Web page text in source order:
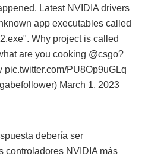
Latest NVIDIA drivers
app executables called
Why project is called
are you cooking @csgo?
pic.twitter.com/PU8Op9uGLq
March 1, 2023
debería ser
controladores NVIDIA más